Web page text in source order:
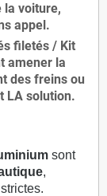
la voiture,
appel.
filetés / Kit
amener la
des freins ou
LA solution.
sont
,